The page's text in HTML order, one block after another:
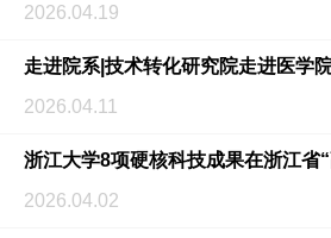
2026.04.19
2026.04.11
2026.04.02